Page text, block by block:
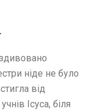
ніде не було
від
Ісуса, біля